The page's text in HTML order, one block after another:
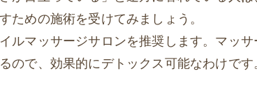
めの施術を受けてみましょう。
ルマッサージサロンを推奨します。マッサ
で、効果的にデトックス可能なわけです